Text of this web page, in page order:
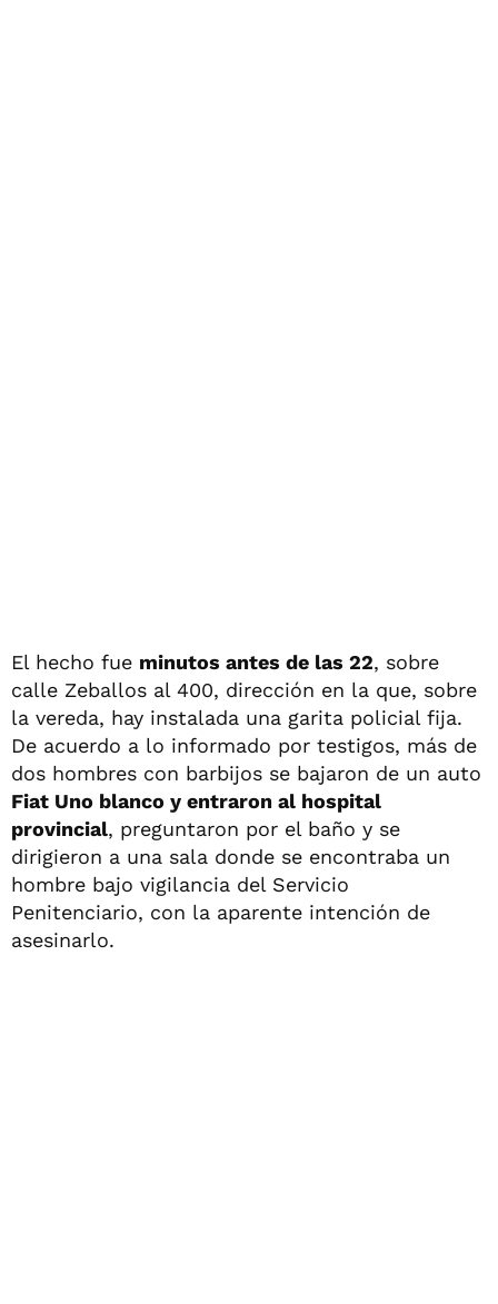
El hecho fue minutos antes de las 22, sobre
calle Zeballos al 400, dirección en la que, sobre
la vereda, hay instalada una garita policial fija.
De acuerdo a lo informado por testigos, más de
dos hombres con barbijos se bajaron de un auto
Fiat Uno blanco y entraron al hospital
provincial, preguntaron por el baño y se
dirigieron a una sala donde se encontraba un
hombre bajo vigilancia del Servicio
Penitenciario, con la aparente intención de
asesinarlo.